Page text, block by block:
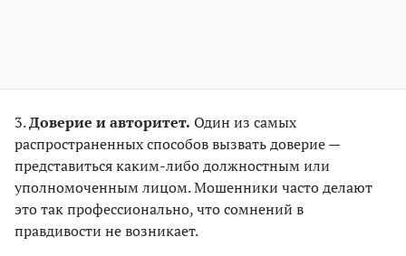
3.Доверие и авторитет. Один из самых
распространенных способов вызвать доверие —
представиться каким-либо должностным или
уполномоченным лицом. Мошенники часто делают
это так профессионально, что сомнений в
правдивости не возникает.